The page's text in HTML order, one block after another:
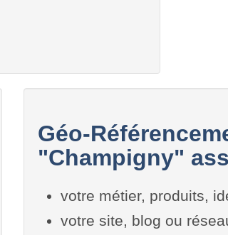
Géo-
"Champigny"
votre métier, produits,
votre site, blog ou